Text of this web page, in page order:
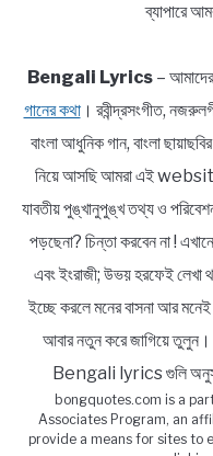
ব্যাপারে
Bengali Lyrics –
গানের কথা। রবীন্দ্রসংগীত,
বাংলা আধুনিক গান, বাংলা
নিয়ে আসছি আমরা এই website
যাবতীয় পুঙ্খানুপুঙ্খ তথ্য ও
পড়ছেনা? চিন্তা করবেন না !
এবং ইংরাজী; উভয় হরফেই লেখা
ইচ্ছে করলে মনের বাসনা আর মনেই
আবার নতুন করে জাগিয়ে
Bengali lyrics গুলি
bongquotes.com is a
Associates Program, an
provide a means for sites to